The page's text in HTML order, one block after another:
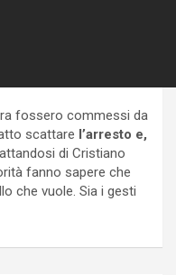
fossero commessi da
scattare l’arresto e,
di Cristiano
fanno sapere che
che vuole. Sia i gesti